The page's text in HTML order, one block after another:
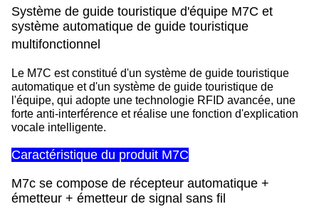
Système de guide touristique d'équipe M7C et
système automatique de guide touristique
multifonctionnel
Le M7C est constitué d'un système de guide touristique
automatique et d'un système de guide touristique de
l'équipe, qui adopte une technologie RFID avancée, une
forte anti-interférence et réalise une fonction d'explication
vocale intelligente.
Caractéristique du produit M7C
M7c se compose de récepteur automatique +
émetteur + émetteur de signal sans fil